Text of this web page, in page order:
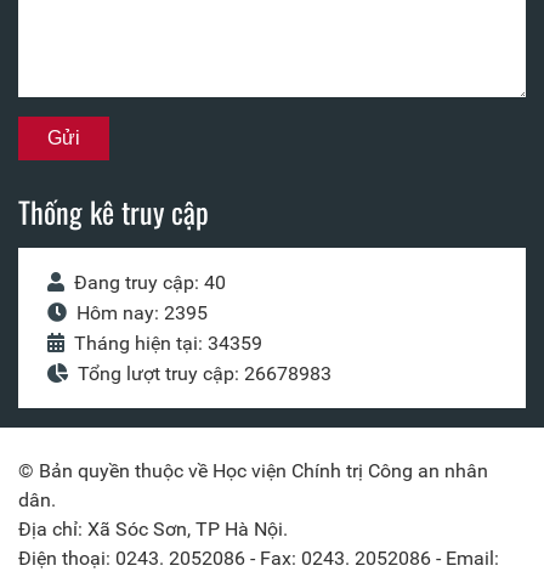
Thống kê truy cập
Đang truy cập: 40
Hôm nay: 2395
Tháng hiện tại: 34359
Tổng lượt truy cập: 26678983
© Bản quyền thuộc về Học viện Chính trị Công an nhân
dân.
Địa chỉ: Xã Sóc Sơn, TP Hà Nội.
Điện thoại: 0243. 2052086 - Fax: 0243. 2052086 - Email: